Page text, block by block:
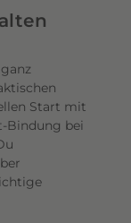
Start mit
Bindung bei